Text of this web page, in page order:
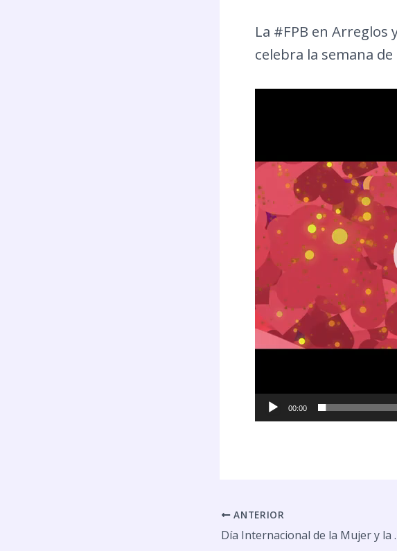
La #FPB en
celebra la semana
00:00
ANTERIOR
Día